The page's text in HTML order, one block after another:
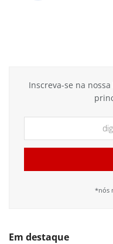
Inscreva-se na
*nós
Em destaque